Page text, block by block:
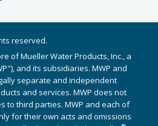
reserved.
of Mueller Water Products, Inc., a
and its subsidiaries. MWP and
separate and independent
and services. MWP does not
to third parties. MWP and each of
for their own acts and omissions